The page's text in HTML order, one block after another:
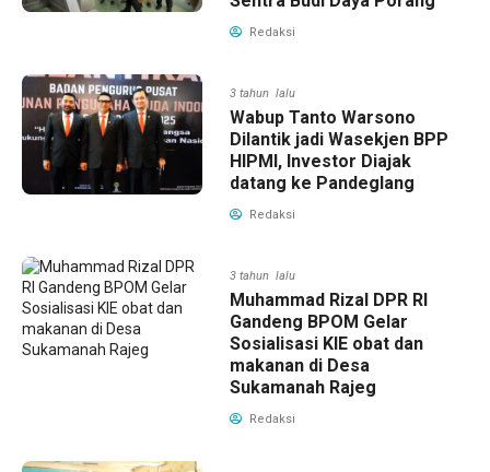
Redaksi
3 tahun lalu
Wabup Tanto Warsono
Dilantik jadi Wasekjen BPP
HIPMI, Investor Diajak
datang ke Pandeglang
Redaksi
3 tahun lalu
Muhammad Rizal DPR RI
Gandeng BPOM Gelar
Sosialisasi KIE obat dan
makanan di Desa
Sukamanah Rajeg
Redaksi